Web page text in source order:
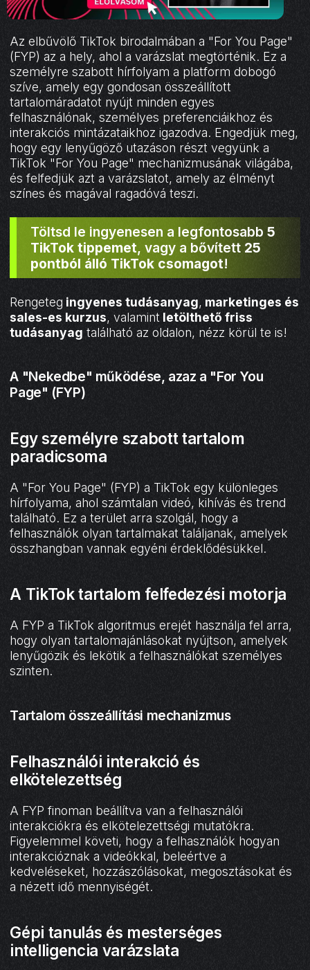
Az elbűvölő TikTok birodalmában a "For You Page"
(FYP) az a hely, ahol a varázslat megtörténik. Ez a
személyre szabott hírfolyam a platform dobogó
szíve, amely egy gondosan összeállított
tartalomáradatot nyújt minden egyes
felhasználónak, személyes preferenciáikhoz és
interakciós mintázataikhoz igazodva. Engedjük meg,
hogy egy lenyűgöző utazáson részt vegyünk a
TikTok "For You Page" mechanizmusának világába,
és felfedjük azt a varázslatot, amely az élményt
színes és magával ragadóvá teszi.
Töltsd le ingyenesen a legfontosabb 5
TikTok tippemet, vagy a bővített 25
pontból álló TikTok csomagot!
Rengeteg ingyenes tudásanyag, marketinges és
sales-es kurzus, valamint letölthető friss
tudásanyag található az oldalon, nézz körül te is!
A "Nekedbe" működése, azaz a "For You
Page" (FYP)
Egy személyre szabott tartalom
paradicsoma
A "For You Page" (FYP) a TikTok egy különleges
hírfolyama, ahol számtalan videó, kihívás és trend
található. Ez a terület arra szolgál, hogy a
felhasználók olyan tartalmakat találjanak, amelyek
összhangban vannak egyéni érdeklődésükkel.
A TikTok tartalom felfedezési motorja
A FYP a TikTok algoritmus erejét használja fel arra,
hogy olyan tartalomajánlásokat nyújtson, amelyek
lenyűgözik és lekötik a felhasználókat személyes
szinten.
Tartalom összeállítási mechanizmus
Felhasználói interakció és
elkötelezettség
A FYP finoman beállítva van a felhasználói
interakciókra és elkötelezettségi mutatókra.
Figyelemmel követi, hogy a felhasználók hogyan
interakcióznak a videókkal, beleértve a
kedveléseket, hozzászólásokat, megosztásokat és
a nézett idő mennyiségét.
Gépi tanulás és mesterséges
intelligencia varázslata